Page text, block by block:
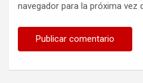
navegador para la próxima vez